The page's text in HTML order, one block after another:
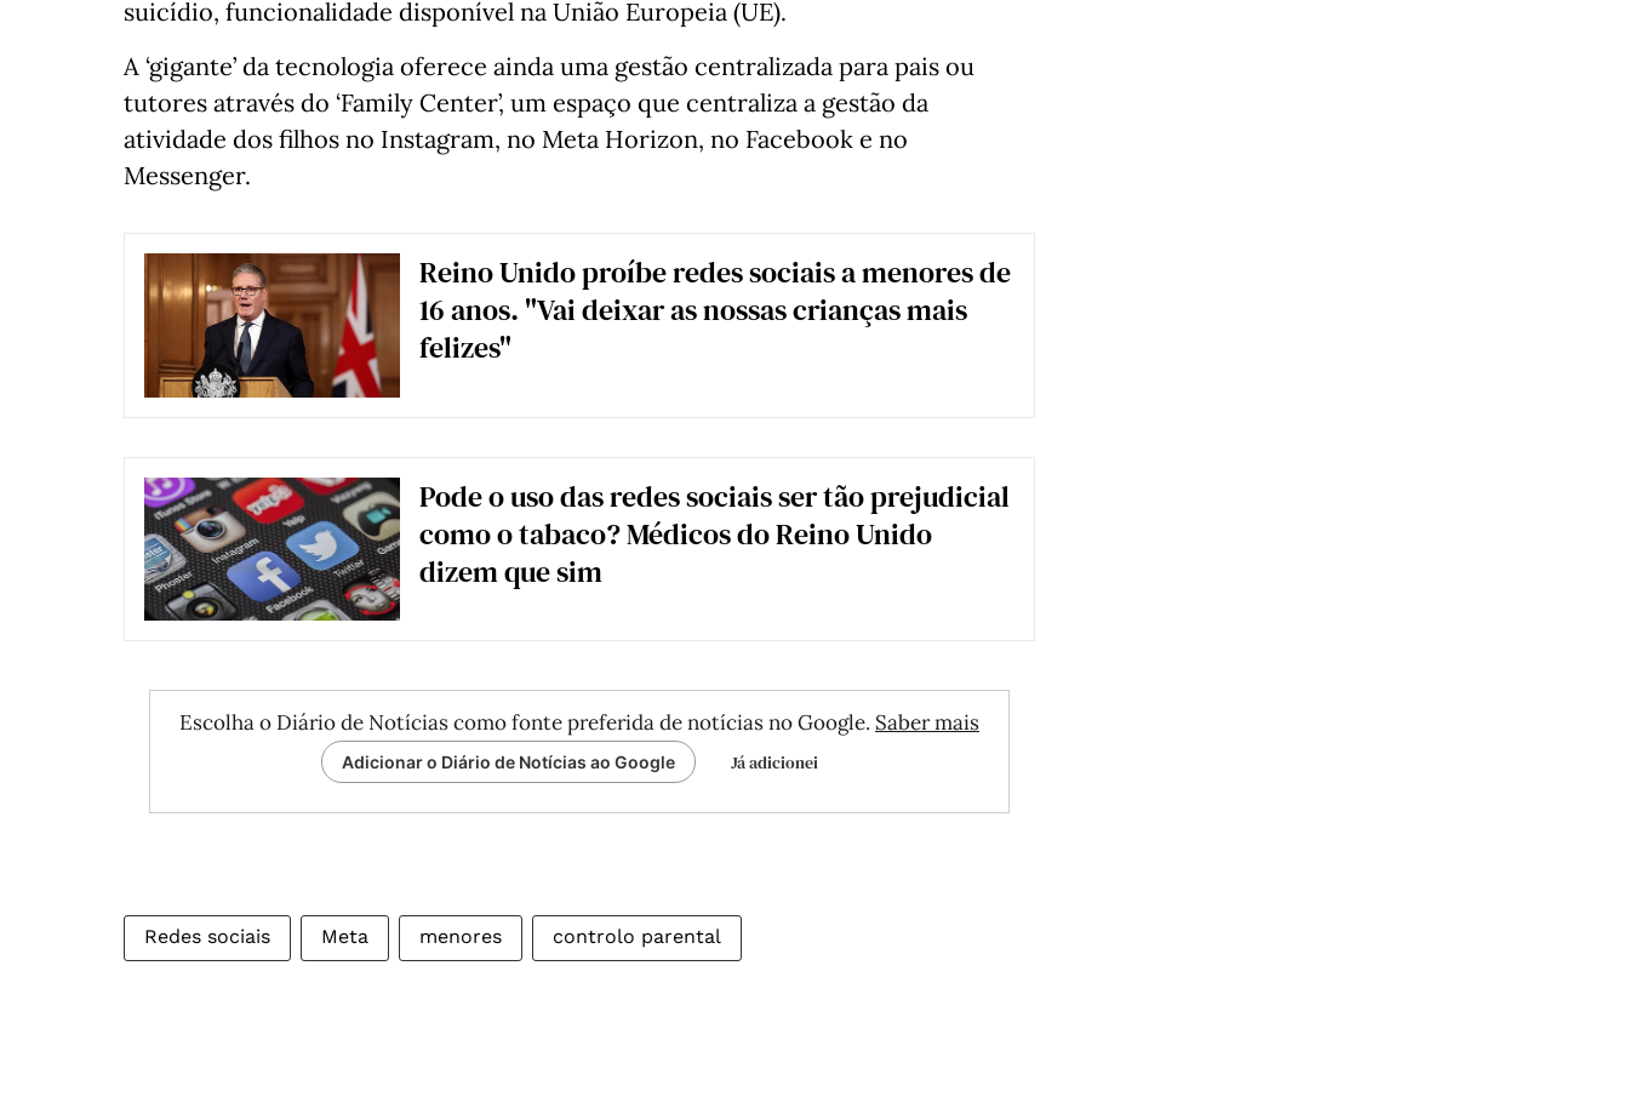
suicídio, funcionalidade disponível na União Europeia (UE).
A ‘gigante’ da tecnologia oferece ainda uma gestão centralizada para pais ou
tutores através do ‘Family Center’, um espaço que centraliza a gestão da
atividade dos filhos no Instagram, no Meta Horizon, no Facebook e no
Messenger.
Reino Unido proíbe redes sociais a menores de
16 anos. "Vai deixar as nossas crianças mais
felizes"
Pode o uso das redes sociais ser tão prejudicial
como o tabaco? Médicos do Reino Unido
dizem que sim
Escolha o Diário de Notícias como fonte preferida de notícias no Google. Saber mais
Adicionar o Diário de Notícias ao Google Já adicionei
Redes sociais Meta menores controlo parental